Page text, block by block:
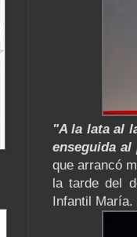
"A la lata al
enseguida al
que arrancó
la tarde del
Infantil María.